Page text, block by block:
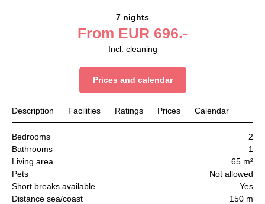
7 nights
From EUR 696.-
Incl. cleaning
Prices and calendar
Description Facilities Ratings Prices Calendar
Bedrooms
2
Bathrooms
1
Living area
65 m²
Pets
Not allowed
Short breaks available
Yes
Distance sea/coast
150 m